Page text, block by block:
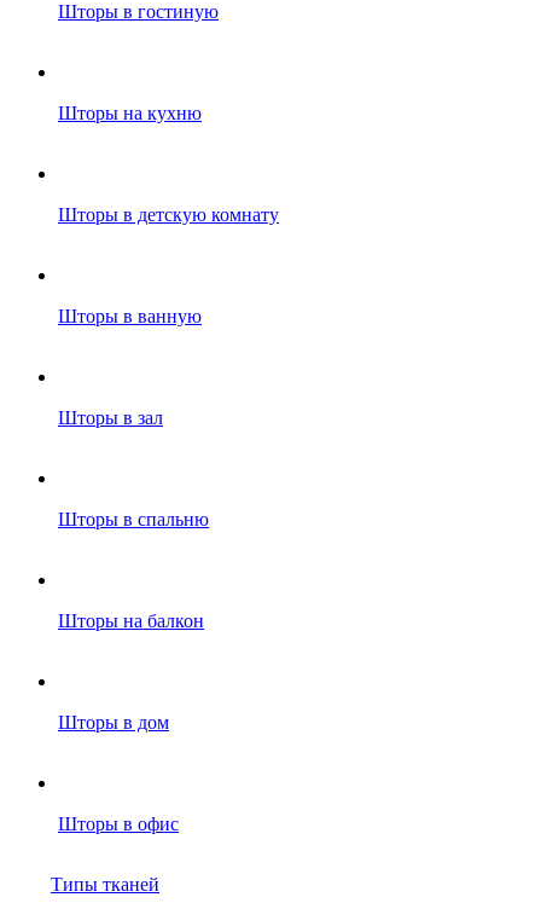
Шторы в гостиную
Шторы на кухню
Шторы в детскую комнату
Шторы в ванную
Шторы в зал
Шторы в спальню
Шторы на балкон
Шторы в дом
Шторы в офис
Типы тканей